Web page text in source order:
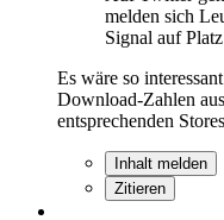
melden sich
Signal auf
Es wäre so
Download-Zahlen
entsprechenden
Inhalt melden
Zitieren